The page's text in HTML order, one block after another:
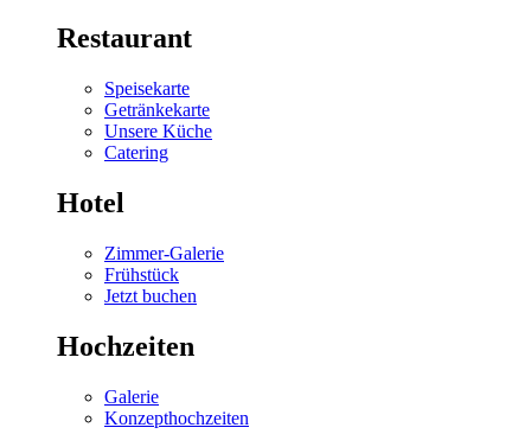
Restaurant
Speisekarte
Getränkekarte
Unsere Küche
Catering
Hotel
Zimmer-Galerie
Frühstück
Jetzt buchen
Hochzeiten
Galerie
Konzepthochzeiten